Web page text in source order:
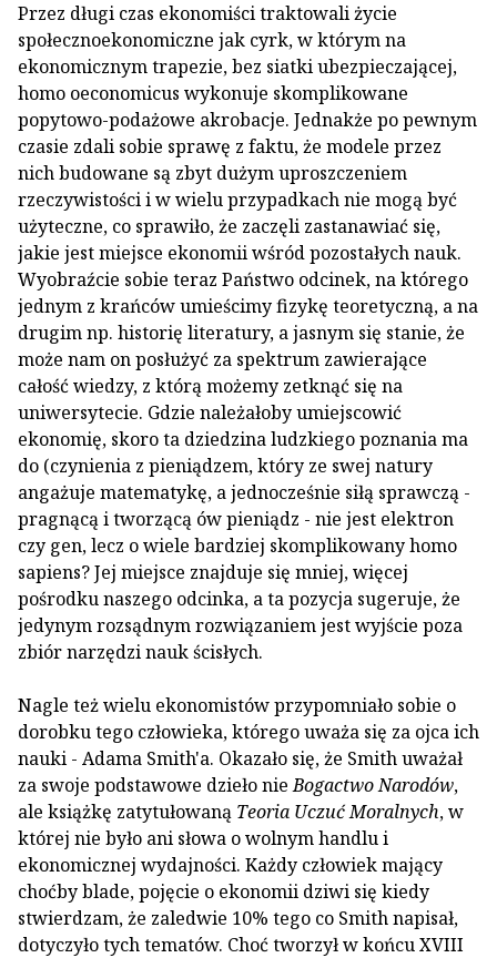
Przez długi czas ekonomiści traktowali życie
społeczno­ekonomiczne jak cyrk, w którym na
ekonomicznym trapezie, bez siatki ubezpieczającej,
homo oeconomicus wykonuje skomplikowane
popytowo-podażowe akrobacje. Jednakże po pewnym
czasie zdali sobie sprawę z faktu, że modele przez
nich budowane są zbyt dużym uproszczeniem
rzeczywistości i w wielu przypadkach nie mogą być
użyteczne, co sprawiło, że zaczęli zastanawiać się,
jakie jest miejsce ekonomii wśród pozostałych nauk.
Wyobraźcie sobie teraz Państwo odcinek, na którego
jednym z krańców umieścimy fizykę teoretyczną, a na
drugim np. historię literatury, a jasnym się stanie, że
może nam on posłużyć za spektrum zawierające
całość wiedzy, z którą możemy zetknąć się na
uniwersytecie. Gdzie należałoby umiejscowić
ekonomię, skoro ta dziedzina ludzkiego poznania ma
do (czynienia z pieniądzem, który ze swej natury
angażuje matematykę, a jednocześnie siłą sprawczą -
pragnącą i tworzącą ów pieniądz - nie jest elektron
czy gen, lecz o wiele bardziej skomplikowany homo
sapiens? Jej miejsce znajduje się mniej, więcej
pośrodku naszego odcinka, a ta pozycja sugeruje, że
jedynym rozsądnym rozwiązaniem jest wyjście poza
zbiór narzędzi nauk ścisłych.
Nagle też wielu ekonomistów przypomniało sobie o
dorobku tego człowieka, którego uważa się za ojca ich
nauki - Adama Smith'a. Okazało się, że Smith uważał
za swoje podstawowe dzieło nieBogactwo Narodów,
ale książkę zatytułowaną Teoria Uczuć Moralnych, w
której nie było ani słowa o wolnym handlu i
ekonomicznej wydajności. Każdy człowiek mający
choćby blade, pojęcie o ekonomii dziwi się kiedy
stwierdzam, że zaledwie 10% tego co Smith napisał,
dotyczyło tych tematów. Choć tworzył w końcu XVIII